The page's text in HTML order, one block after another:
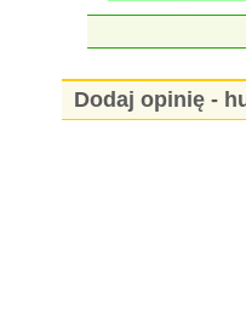
Dodaj opinię -